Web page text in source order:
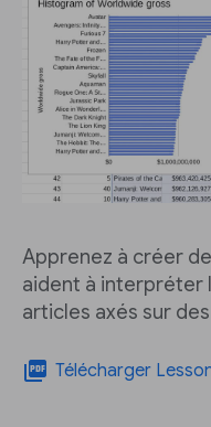
Apprenez à créer
aident à interpréter
articles axés sur
picture_as_pdf Télécharger